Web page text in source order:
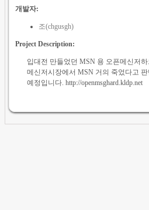
개발자:
조(chgusgh)
Project Description:
입대전 만들었던 MSN 용 오픈메신저
메신저시장에서 MSN 거의 죽었다고
예정입니다. http://openmsghard.kldp.net